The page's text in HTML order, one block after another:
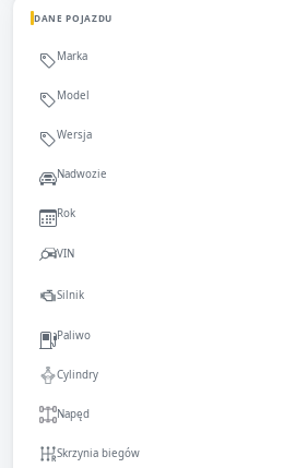
DANE POJAZDU
Marka
Model
Wersja
Nadwozie
Rok
VIN
Silnik
Paliwo
Cylindry
Napęd
Skrzynia biegów